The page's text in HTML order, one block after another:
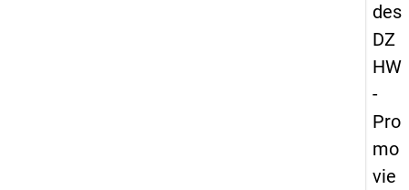
des
DZ
HW
-
Pro
mo
vie